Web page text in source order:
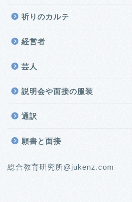
祈りのカルテ
経営者
芸人
説明会や面接の服装
通訳
願書と面接
総合教育研究所@jukenz.com